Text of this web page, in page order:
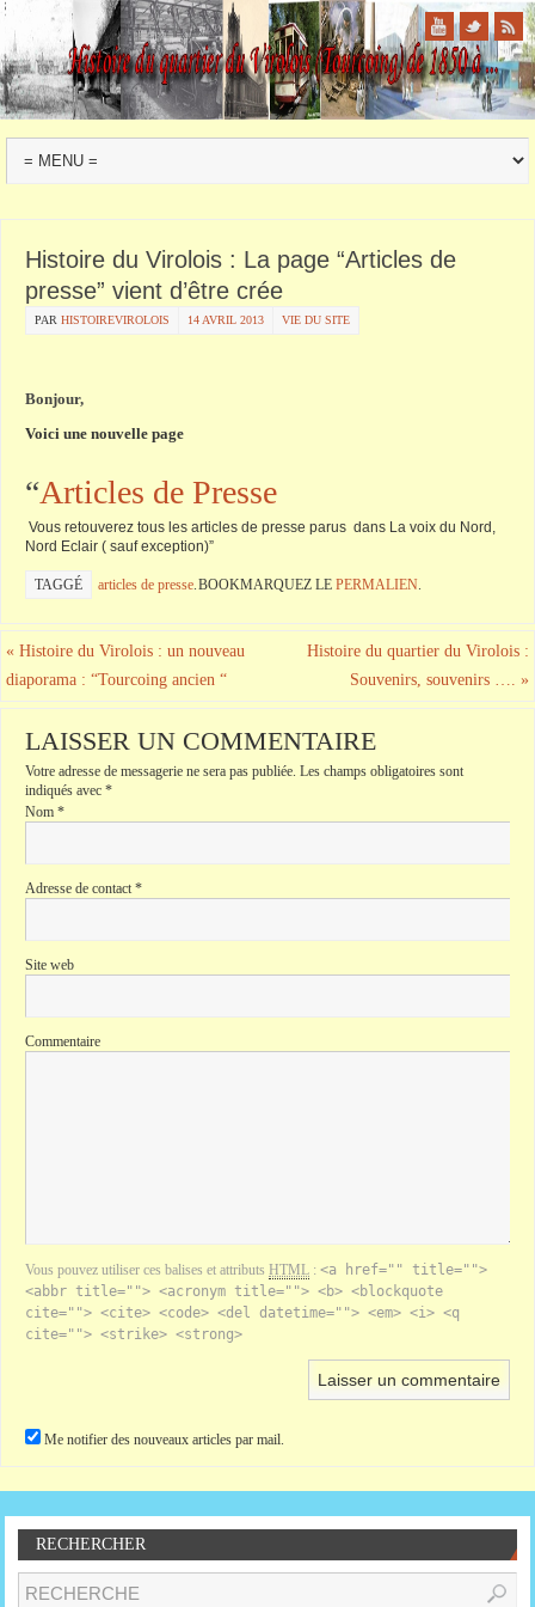
Histoire du Virolois : La page “Articles de
presse” vient d’être crée
PAR HISTOIREVIROLOIS 14 AVRIL 2013 VIE DU SITE
Bonjour,
Voici une nouvelle page
“Articles de Presse
Vous retouverez tous les articles de presse parus dans La voix du Nord,
Nord Eclair ( sauf exception)”
TAGGÉ articles de presse.BOOKMARQUEZ LE PERMALIEN.
« Histoire du Virolois : un nouveau
diaporama : “Tourcoing ancien “
Histoire du quartier du Virolois :
Souvenirs, souvenirs …. »
LAISSER UN COMMENTAIRE
Votre adresse de messagerie ne sera pas publiée. Les champs obligatoires sont
indiqués avec *
Nom *
Adresse de contact *
Site web
Commentaire
Vous pouvez utiliser ces balises et attributs HTML : <a href="" title="">
<abbr title=""> <acronym title=""> <b> <blockquote
cite=""> <cite> <code> <del datetime=""> <em> <i> <q
cite=""> <strike> <strong>
Me notifier des nouveaux articles par mail.
RECHERCHER